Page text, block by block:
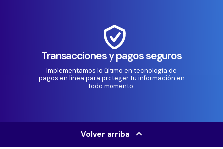
Transacciones y pagos seguros
Implementamos lo último en tecnología de
pagos en línea para proteger tu información en
todo momento.
Volver arriba